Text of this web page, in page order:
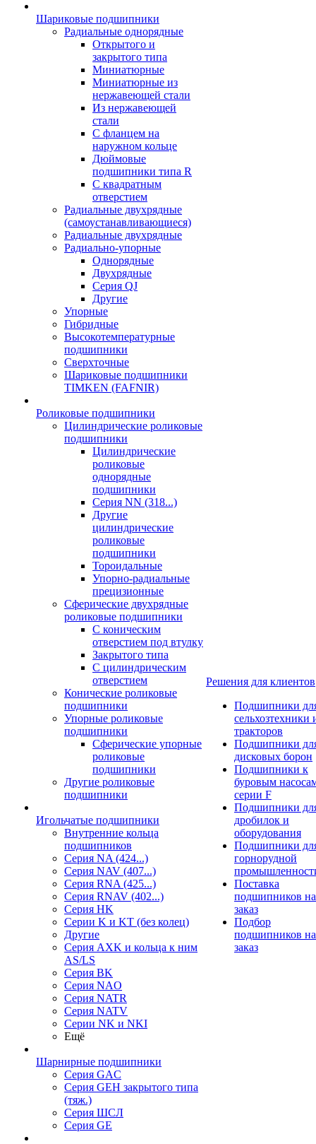
Шариковые подшипники
Радиальные однорядные
Открытого и
закрытого типа
Миниатюрные
Миниатюрные из
нержавеющей стали
Из нержавеющей
стали
С фланцем на
наружном кольце
Дюймовые
подшипники типа R
С квадратным
отверстием
Радиальные двухрядные
(самоустанавливающиеся)
Радиальные двухрядные
Радиально-упорные
Однорядные
Двухрядные
Серия QJ
Другие
Упорные
Гибридные
Высокотемпературные
подшипники
Сверхточные
Шариковые подшипники
TIMKEN (FAFNIR)
Роликовые подшипники
Цилиндрические роликовые
подшипники
Цилиндрические
роликовые
однорядные
подшипники
Серия NN (318...)
Другие
цилиндрические
роликовые
подшипники
Тороидальные
Упорно-радиальные
прецизионные
Сферические двухрядные
роликовые подшипники
С коническим
отверстием под втулку
Закрытого типа
С цилиндрическим
отверстием
Конические роликовые
подшипники
Упорные роликовые
подшипники
Сферические упорные
роликовые
подшипники
Другие роликовые
подшипники
Игольчатые подшипники
Внутренние кольца
подшипников
Серия NA (424...)
Серия NAV (407...)
Серия RNA (425...)
Серия RNAV (402...)
Серия HK
Серии K и KT (без колец)
Другие
Серия AXK и кольца к ним
AS/LS
Серия BK
Серия NAO
Серия NATR
Серия NATV
Серии NK и NKI
Ещё
Шарнирные подшипники
Серия GAC
Серия GEH закрытого типа
(тяж.)
Серия ШСЛ
Серия GE
Решения для клиентов
Подшипники
сельхозтехники
тракторов
Подшипники
дисковых борон
Подшипники к
буровым
серии F
Подшипники
дробилок и
оборудования
Подшипники
горнорудной
Поставка
подшипников на
заказ
Подбор
подшипников на
заказ